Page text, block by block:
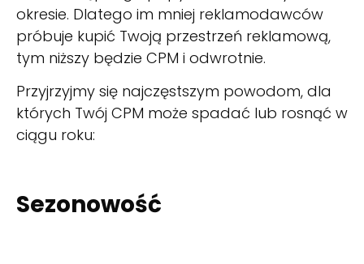
okresie. Dlatego im mniej reklamodawców
próbuje kupić Twoją przestrzeń reklamową,
tym niższy będzie CPM i odwrotnie.
Przyjrzyjmy się najczęstszym powodom, dla
których Twój CPM może spadać lub rosnąć w
ciągu roku:
Sezonowość